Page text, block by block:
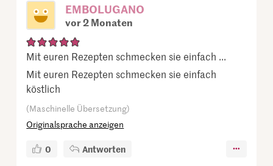
EMBOLUGANO
vor 2 Monaten
Mit euren Rezepten schmecken sie einfach ...
Mit euren Rezepten schmecken sie einfach
köstlich
(Maschinelle Übersetzung)
Originalsprache anzeigen
0 Antworten